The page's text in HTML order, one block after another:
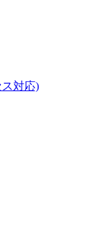
対応)